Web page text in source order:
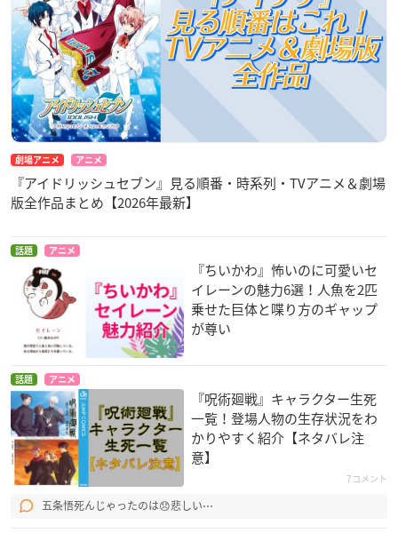
劇場アニメ アニメ
『アイドリッシュセブン』見る順番・時系列・TVアニメ＆劇場
版全作品まとめ【2026年最新】
話題 アニメ
『ちいかわ』怖いのに可愛いセ
イレーンの魅力6選！人魚を2匹
乗せた巨体と喋り方のギャップ
が尊い
話題 アニメ
『呪術廻戦』キャラクター生死
一覧！登場人物の生存状況をわ
かりやすく紹介【ネタバレ注
意】
7コメント
五条悟死んじゃったのは😞悲しい⋯